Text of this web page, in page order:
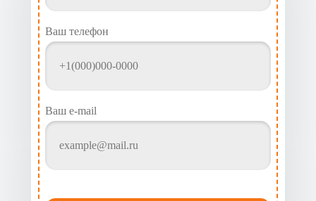
Ваш телефон
Ваш e-mail